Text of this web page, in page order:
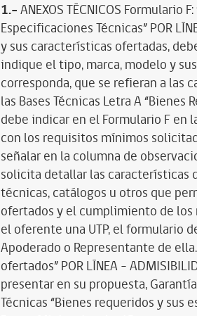
1.-ANEXOS TÉCNICOS Formulario
Especificaciones Técnicas” POR
y sus características ofertadas,
indique el tipo, marca, modelo y
corresponda, que se refieran a las
las Bases Técnicas Letra A “Bienes
debe indicar en el Formulario F en
con los requisitos mínimos
señalar en la columna de
solicita detallar las características
técnicas, catálogos u otros que
ofertados y el cumplimiento de
el oferente una UTP, el formulario
Apoderado o Representante de
ofertados” POR LÍNEA –
presentar en su propuesta,
Técnicas “Bienes requeridos y sus